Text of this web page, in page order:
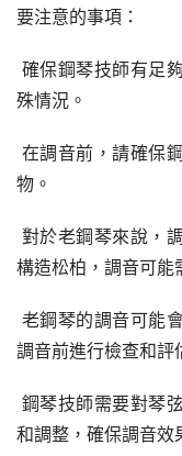
要注意的事項：
殊情況。
物。
構造松柏，調音可能
調音前進行檢查和評
和調整，確保調音效